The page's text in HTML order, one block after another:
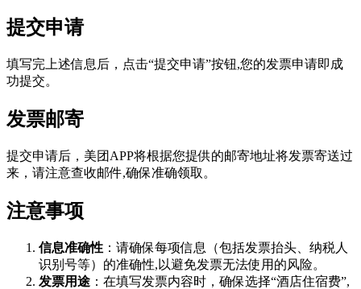
提交申请
填写完上述信息后，点击“提交申请”按钮,您的发票申请即成
功提交。
发票邮寄
提交申请后，美团APP将根据您提供的邮寄地址将发票寄送过
来，请注意查收邮件,确保准确领取。
注意事项
信息准确性 ：请确保每项信息（包括发票抬头、纳税人
识别号等）的准确性,以避免发票无法使用的风险。
发票用途 ：在填写发票内容时，确保选择“酒店住宿费”,